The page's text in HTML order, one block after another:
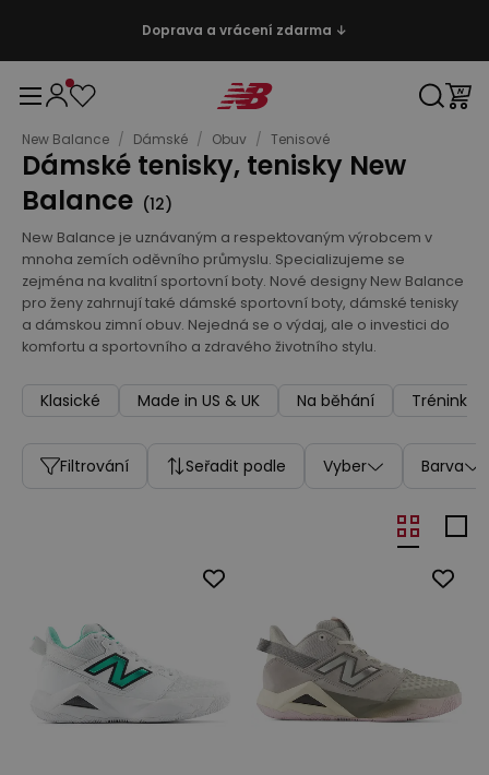
Doprava a vrácení zdarma ↓
New Balance / Dámské / Obuv / Tenisové
Dámské tenisky, tenisky New
Balance (12)
New Balance je uznávaným a respektovaným výrobcem v
mnoha zemích oděvního průmyslu. Specializujeme se
zejména na kvalitní sportovní boty. Nové designy New Balance
pro ženy zahrnují také dámské sportovní boty, dámské tenisky
a dámskou zimní obuv. Nejedná se o výdaj, ale o investici do
komfortu a sportovního a zdravého životního stylu.
Klasické Made in US & UK Na běhání
Filtrování Seřadit podle Vyber Barva